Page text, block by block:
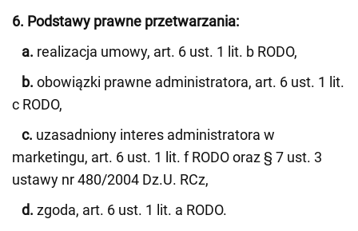
6. Podstawy prawne przetwarzania:
a. realizacja umowy, art. 6 ust. 1 lit. b RODO,
b. obowiązki prawne administratora, art. 6 ust. 1 lit.
c RODO,
c. uzasadniony interes administratora w
marketingu, art. 6 ust. 1 lit. f RODO oraz § 7 ust. 3
ustawy nr 480/2004 Dz.U. RCz,
d. zgoda, art. 6 ust. 1 lit. a RODO.